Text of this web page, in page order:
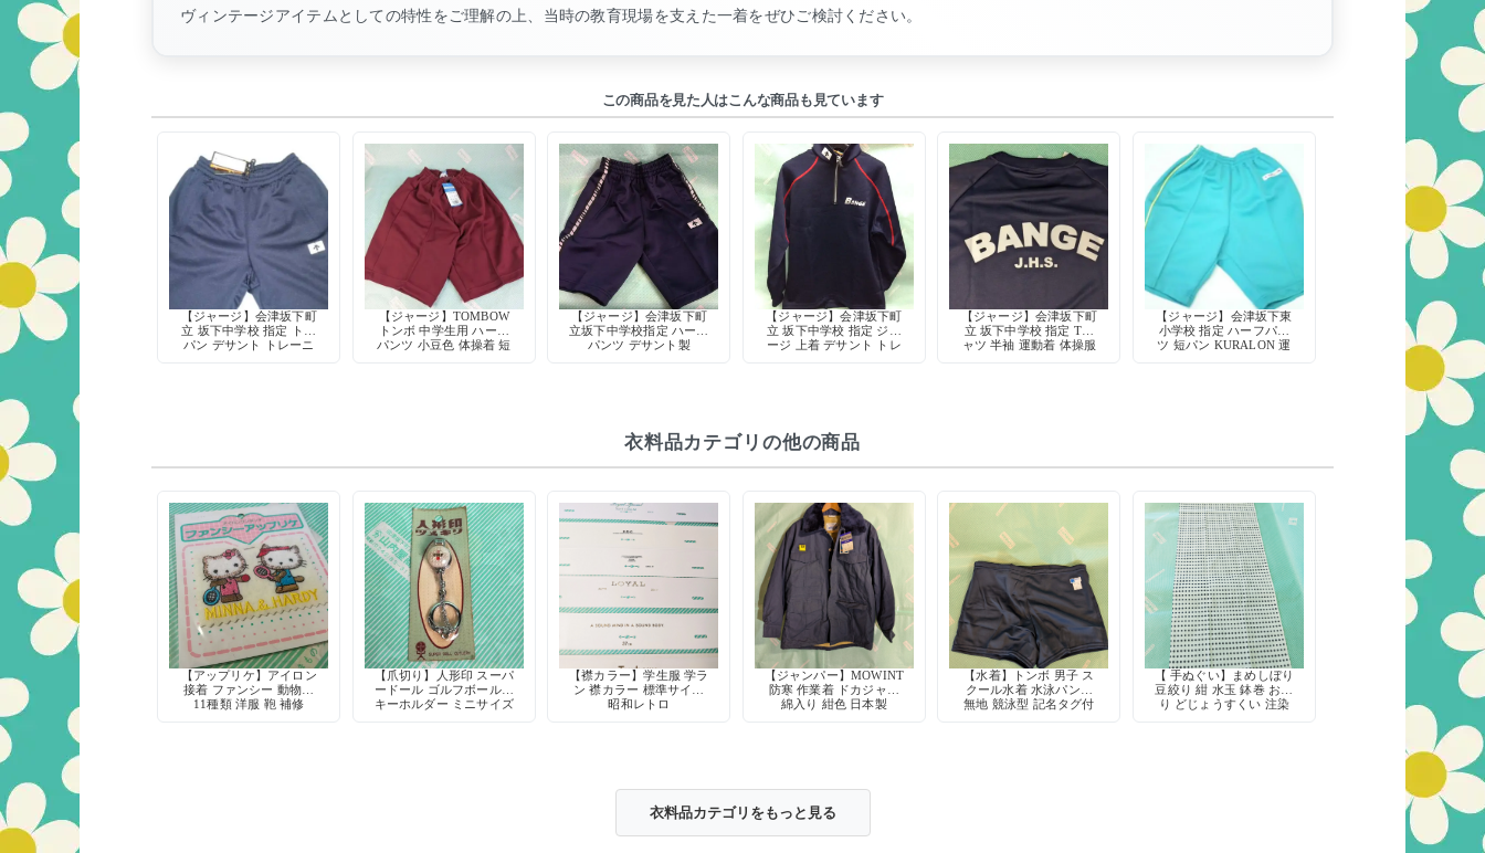
ヴィンテージアイテムとしての特性をご理解の上、当時の教育現場を支えた一着をぜひご検討ください。
この商品を見た人はこんな商品も見ています
【ジャージ】会津坂下町
立 坂下中学校 指定 トレ
パン デサント トレーニ
【ジャージ】TOMBOW
トンボ 中学生用 ハーフ
パンツ 小豆色 体操着 短
【ジャージ】会津坂下町
立坂下中学校指定 ハーフ
パンツ デサント製
【ジャージ】会津坂下町
立 坂下中学校 指定 ジャ
ージ 上着 デサント トレ
【ジャージ】会津坂下町
立 坂下中学校 指定 Tシ
ャツ 半袖 運動着 体操服
【ジャージ】会津坂下東
小学校 指定 ハーフパン
ツ 短パン KURALON 運
衣料品カテゴリの他の商品
【アップリケ】アイロン
接着 ファンシー 動物柄
11種類 洋服 鞄 補修
【爪切り】人形印 スーパ
ードール ゴルフボール型
キーホルダー ミニサイズ
【襟カラー】学生服 学ラ
ン 襟カラー 標準サイズ
昭和レトロ
【ジャンパー】MOWINT
防寒 作業着 ドカジャン
綿入り 紺色 日本製
【水着】トンボ 男子 ス
クール水着 水泳パンツ
無地 競泳型 記名タグ付
【 手ぬぐい】まめしぼり
豆絞り 紺 水玉 鉢巻 お祭
り どじょうすくい 注染
衣料品カテゴリをもっと見る